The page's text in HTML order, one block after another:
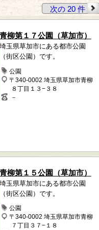
次の 20 件
青柳第１７公園（草加市）
埼玉県草加市にある都市公園
（街区公園）です。
公園
〒340-0002 埼玉県草加市青柳
８丁目１３−３８
－
青柳第１５公園（草加市）
埼玉県草加市にある都市公園
（街区公園）です。
公園
〒340-0002 埼玉県草加市青柳
７丁目３７−１８